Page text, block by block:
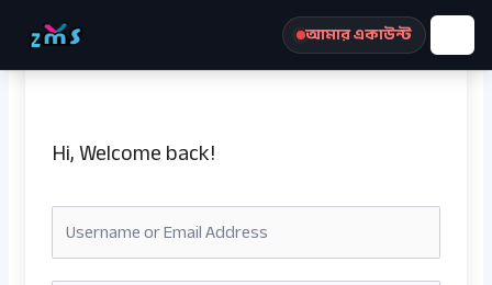
আমার একাউন্ট
Hi, Welcome back!